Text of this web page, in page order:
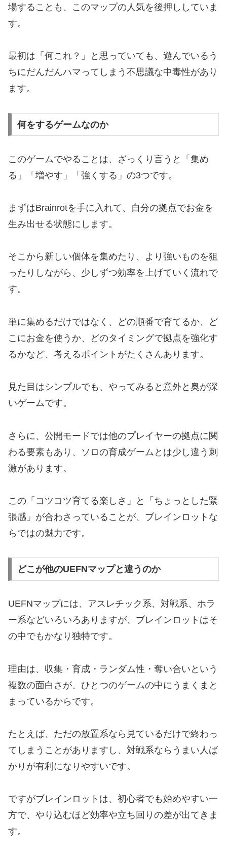
場することも、このマップの人気を後押ししていま
す。
最初は「何これ？」と思っていても、遊んでいるう
ちにだんだんハマってしまう不思議な中毒性があり
ます。
何をするゲームなのか
このゲームでやることは、ざっくり言うと「集め
る」「増やす」「強くする」の3つです。
まずはBrainrotを手に入れて、自分の拠点でお金を
生み出せる状態にします。
そこから新しい個体を集めたり、より強いものを狙
ったりしながら、少しずつ効率を上げていく流れで
す。
単に集めるだけではなく、どの順番で育てるか、ど
こにお金を使うか、どのタイミングで拠点を強化す
るかなど、考えるポイントがたくさんあります。
見た目はシンプルでも、やってみると意外と奥が深
いゲームです。
さらに、公開モードでは他のプレイヤーの拠点に関
わる要素もあり、ソロの育成ゲームとは少し違う刺
激があります。
この「コツコツ育てる楽しさ」と「ちょっとした緊
張感」が合わさっていることが、ブレインロットな
らではの魅力です。
どこが他のUEFNマップと違うのか
UEFNマップには、アスレチック系、対戦系、ホラ
ー系などいろいろありますが、ブレインロットはそ
の中でもかなり独特です。
理由は、収集・育成・ランダム性・奪い合いという
複数の面白さが、ひとつのゲームの中にうまくまと
まっているからです。
たとえば、ただの放置系なら見ているだけで終わっ
てしまうことがありますし、対戦系ならうまい人ば
かりが有利になりやすいです。
ですがブレインロットは、初心者でも始めやすい一
方で、やり込むほど効率や立ち回りの差が出てきま
す。